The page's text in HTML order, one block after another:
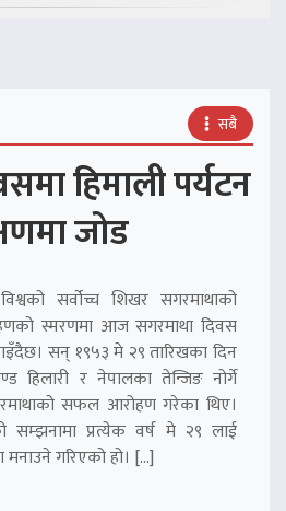
सबै
हिमाली पर्यटन
जोड
सर्वोच्च शिखर सगरमाथाको
स्मरणमा आज सगरमाथा दिवस
सन् १९५३ मे २९ तारिखका दिन
हिलारी र नेपालका तेन्जिङ नोर्गे
सफल आरोहण गरेका थिए।
सम्झनामा प्रत्येक वर्ष मे २९ लाई
गरिएको हो। […]